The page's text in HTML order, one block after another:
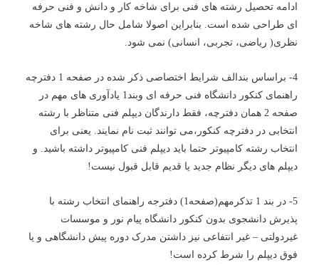
ادامه تحصیل رشته های فنی برای شاخه کار و دانش و فنی حرفه
ای طراحی شده است. بنابراین اصولا شامل حال رشته های شاخه
نظری( ریاضی، تجربی، انسانی) نمی شود.
4- براساس بندالف شرایط اختصاصی ذکر شده در صفحه 1 دفترچه
راهنمای کنکور دانشگاه فنی حرفه ای وبند1 یادآوری های مهم در
صفحه 2 همان دفترچه، فقط دارندگان دیپلم فنی متناظر با رشته
انتخابی در دفترچه کنکور،می توانند ثبت نام نمایند. یعنی برای
انتخاب رشته کامپیوتر حتما باید دیپلم فنی کامپیوتر داشته باشید. و
دیپلم های دیگر نظام جدید یا قدیم قابل قبول نیست!
5- در بند 1 تذکرمهم(صفحه1) دفترجه راهنمای انتخاب رشته با
پذیرش دانشجوی بدون کنکور دانشگاه پیام نور و موسسات
غیردولتی – غیر انتفاعی نیز داشتن مدرک دوره پیش دانشگاهی و یا
فوق دیپلم را شرط کرده است!